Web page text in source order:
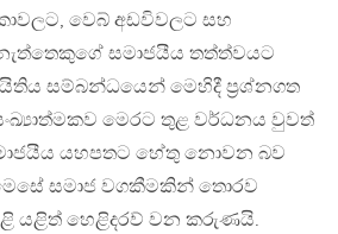
වෙබ් අඩවිවලට සහ
සමාජයීය තත්ත්වයට
සම්බන්ධයෙන් මෙහිදී ප්‍රශ්නගත
මෙරට තුළ වර්ධනය වුවත්
යහපතට හේතු නොවන බව
සමාජ වගකීමකින් තොරව
යළිත් හෙළිදරව් වන කරුණයි.